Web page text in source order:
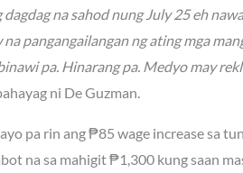
dagdag na sahod nung July 25 eh
pangangailangan ng ating mga
pa. Hinarang pa. Medyo may
ni De Guzman.
pa rin ang ₱85 wage increase sa
na sa mahigit ₱1,300 kung saan